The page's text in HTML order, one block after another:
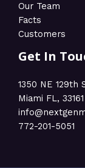
Our Team
Facts
Customers
Get In
1350 NE 129th
Miami FL, 33161
772-201-5051